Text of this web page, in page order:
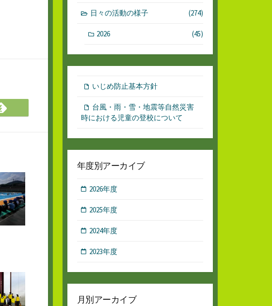
Feedly
で
日々の活動の様子 (274)
2026 (45)
いじめ防止基本方針
台風・雨・雪・地震等自然災害
時における児童の登校について
年度別アーカイブ
2026年度
2025年度
2024年度
2023年度
月別アーカイブ